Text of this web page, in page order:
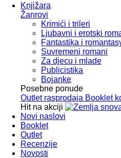
Knjižara
Žanrovi
Krimići i trileri
Ljubavni i erotski
Fantastika i
Suvremeni romani
Za djecu i mlade
Publicistika
Bojanke
Posebne ponude
Outlet rasprodaja Booklet
Hit na akciji
Novi naslovi
Booklet
Outlet
Recenzije
Novosti